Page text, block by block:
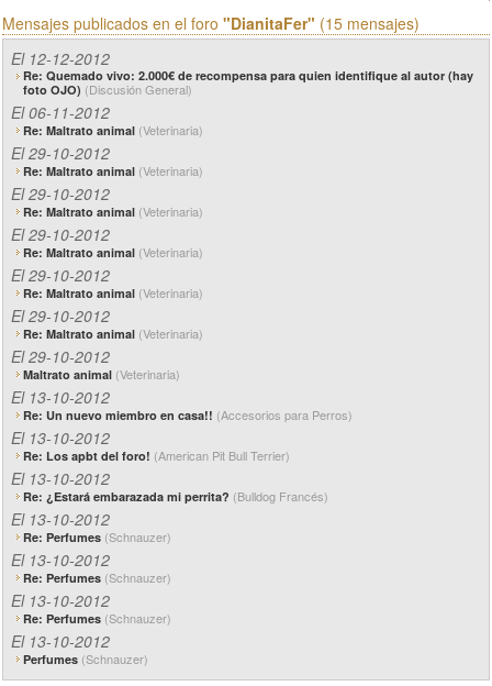
Mensajes publicados en el foro "DianitaFer" (15 mensajes)
El 12-12-2012
Re: Quemado vivo: 2.000€ de recompensa para quien identifique al autor (hay
foto OJO) (Discusión General)
El 06-11-2012
Re: Maltrato animal (Veterinaria)
El 29-10-2012
Re: Maltrato animal (Veterinaria)
El 29-10-2012
Re: Maltrato animal (Veterinaria)
El 29-10-2012
Re: Maltrato animal (Veterinaria)
El 29-10-2012
Re: Maltrato animal (Veterinaria)
El 29-10-2012
Re: Maltrato animal (Veterinaria)
El 29-10-2012
Maltrato animal (Veterinaria)
El 13-10-2012
Re: Un nuevo miembro en casa!! (Accesorios para Perros)
El 13-10-2012
Re: Los apbt del foro! (American Pit Bull Terrier)
El 13-10-2012
Re: ¿Estará embarazada mi perrita? (Bulldog Francés)
El 13-10-2012
Re: Perfumes (Schnauzer)
El 13-10-2012
Re: Perfumes (Schnauzer)
El 13-10-2012
Re: Perfumes (Schnauzer)
El 13-10-2012
Perfumes (Schnauzer)